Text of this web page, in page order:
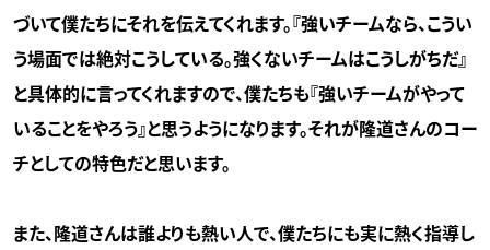
づいて僕たちにそれを伝えてくれます。『強いチームなら、こうい
う場面では絶対こうしている。強くないチームはこうしがちだ』
と具体的に言ってくれますので、僕たちも『強いチームがやって
いることをやろう』と思うようになります。それが隆道さんのコー
チとしての特色だと思います。
また、隆道さんは誰よりも熱い人で、僕たちにも実に熱く指導し